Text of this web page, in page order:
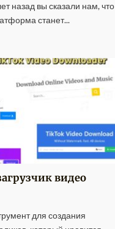
назад вы сказали нам, что
станет...
видео
для создания